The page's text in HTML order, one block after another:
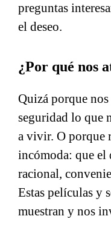
preguntas
el deseo.
¿Por qué nos
Quizá porque
seguridad lo que
a vivir. O porque
incómoda: que el
racional,
Estas películas y
muestran y nos